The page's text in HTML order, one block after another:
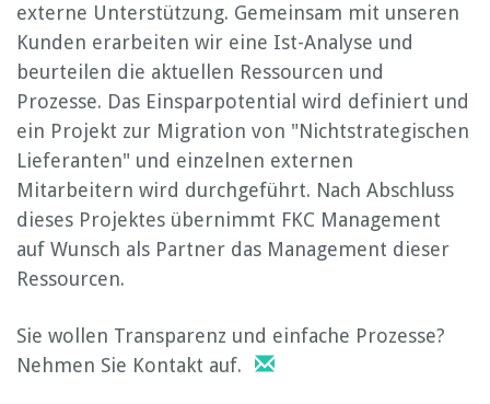
externe Unterstützung. Gemeinsam mit unseren
Kunden erarbeiten wir eine Ist-Analyse und
beurteilen die aktuellen Ressourcen und
Prozesse. Das Einsparpotential wird definiert und
ein Projekt zur Migration von "Nichtstrategischen
Lieferanten" und einzelnen externen
Mitarbeitern wird durchgeführt. Nach Abschluss
dieses Projektes übernimmt FKC Management
auf Wunsch als Partner das Management dieser
Ressourcen.
Sie wollen Transparenz und einfache Prozesse?
Nehmen Sie Kontakt auf.